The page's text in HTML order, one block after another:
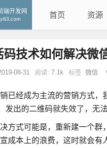
端开发网 首页 资源
码技术如何解决微
08-31 阅读: 7.1k 标签: 微信
已经成为主流的营销方式
发出的二维码就失效了，无
方式可能是，重新建一个
成本上的浪费，这时就会